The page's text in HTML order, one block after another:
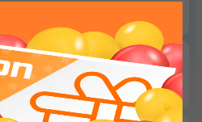
1,213起
26香港快運航空